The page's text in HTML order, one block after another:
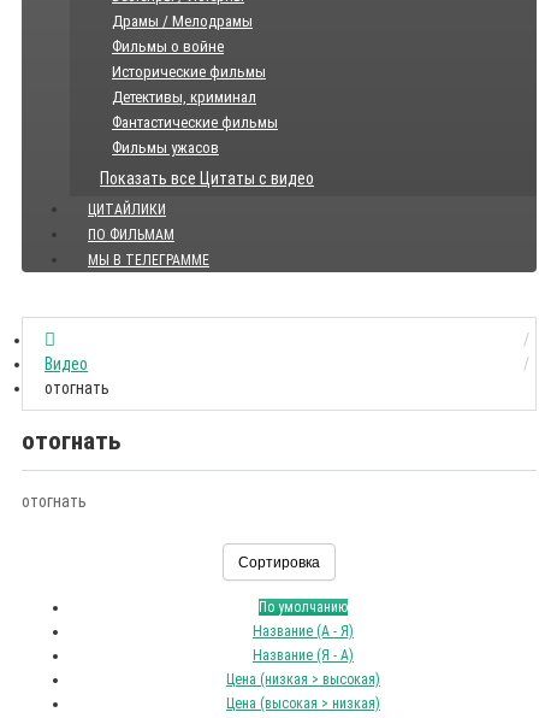
Драмы / Мелодрамы
Фильмы о войне
Исторические фильмы
Детективы, криминал
Фантастические фильмы
Фильмы ужасов
Показать все Цитаты с видео
ЦИТАЙЛИКИ
ПО ФИЛЬМАМ
МЫ В ТЕЛЕГРАММЕ
Видео
отогнать
отогнать
отогнать
Сортировка
По умолчанию
Название (А - Я)
Название (Я - А)
Цена (низкая > высокая)
Цена (высокая > низкая)